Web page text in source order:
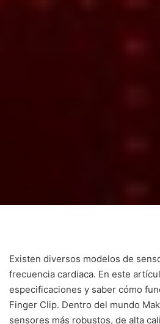
Existen diversos modelos de
frecuencia cardiaca. En este
especificaciones y saber cómo
Finger Clip. Dentro del mundo
sensores más robustos, de alta